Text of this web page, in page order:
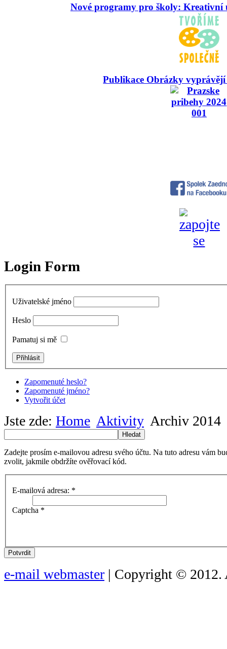
Nové programy pro školy: Kreativní
Publikace Obrázky
Login Form
Uživatelské jméno
Heslo
Pamatuj si mě
Zapomenuté heslo?
Zapomenuté jméno?
Vytvořit účet
Jste zde: Home Aktivity Archiv 2014
Hledat
Zadejte prosím e-mailovou adresu svého účtu. Na tuto adresu vám
zvolit, jakmile obdržíte ověřovací kód.
E-mailová adresa: *
Captcha *
Potvrdit
e-mail webmaster | Copyright © 2012.